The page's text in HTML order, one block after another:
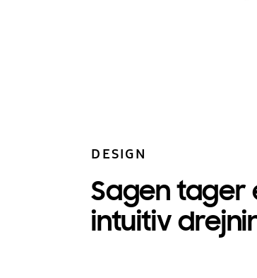
DESIGN
Sagen tager
intuitiv